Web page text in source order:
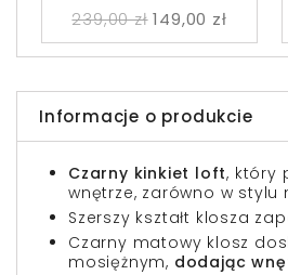
239,00 zł 149,00 zł
Informacje o produkcie
Czarny kinkiet loft, który
wnętrze, zarówno w
Szerszy kształt klosza
Czarny matowy klosz
mosiężnym, dodając